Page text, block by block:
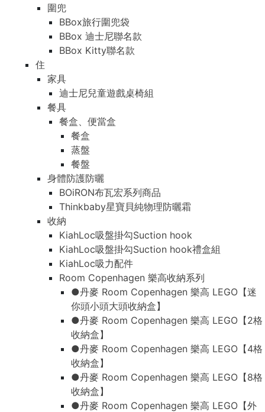
圍兜
BBox旅行圍兜袋
BBox 迪士尼聯名款
BBox Kitty聯名款
住
家具
迪士尼兒童遊戲桌椅組
餐具
餐盒、便當盒
餐盒
蒸盤
餐盤
身體防護防曬
BOiRON布瓦宏系列商品
Thinkbaby星寶貝純物理防曬霜
收納
KiahLoc吸盤掛勾Suction hook
KiahLoc吸盤掛勾Suction hook禮盒組
KiahLoc吸力配件
Room Copenhagen 樂高收納系列
●丹麥 Room Copenhagen 樂高 LEGO【迷
你頭小頭大頭收納盒】
●丹麥 Room Copenhagen 樂高 LEGO【2格
收納盒】
●丹麥 Room Copenhagen 樂高 LEGO【4格
收納盒】
●丹麥 Room Copenhagen 樂高 LEGO【8格
收納盒】
●丹麥 Room Copenhagen 樂高 LEGO【外